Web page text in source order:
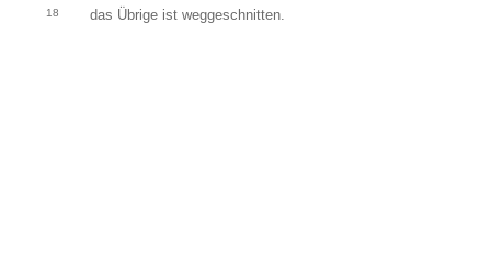
18 das Übrige ist weggeschnitten.